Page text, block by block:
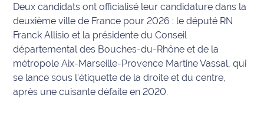
Les
Coachs
Maritima
Bon
plan
Deux candidats ont officialisé leur candidature dans la
deuxième ville de France pour 2026 : le député RN
Franck Allisio et la présidente du Conseil
départemental des Bouches-du-Rhône et de la
métropole Aix-Marseille-Provence Martine Vassal, qui
se lance sous l'étiquette de la droite et du centre,
après une cuisante défaite en 2020.